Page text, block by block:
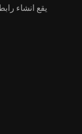
يقع انشاء